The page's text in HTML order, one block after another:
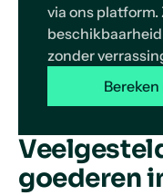
via ons platform.
zonder
goederen